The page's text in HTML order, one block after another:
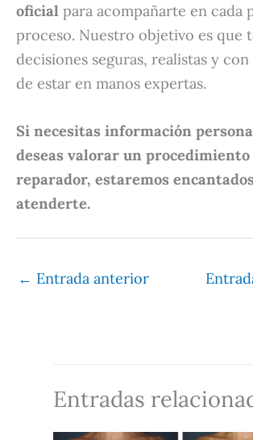
oficial para acompañarte en cada
proceso. Nuestro objetivo es que
decisiones seguras, realistas y
de estar en manos expertas.
Si necesitas información
deseas valorar un
reparador, estaremos
atenderte.
← Entrada anterior
Entradas